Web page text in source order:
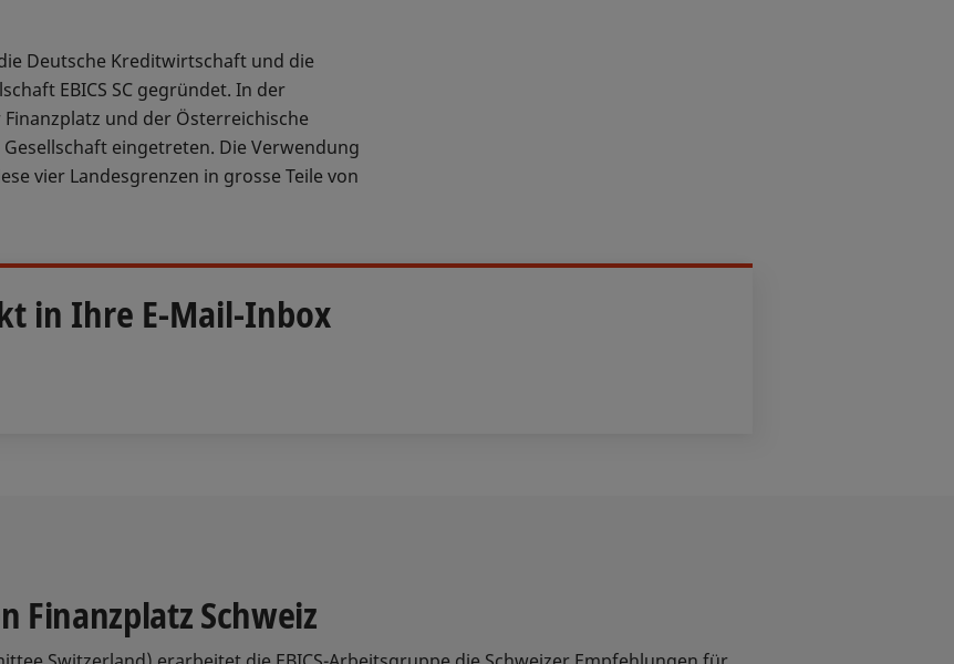
Deutsche Kreditwirtschaft und die
EBICS SC gegründet. In der
und der Österreichische
eingetreten. Die Verwendung
vier Landesgrenzen in grosse Teile von
in Ihre E-Mail-Inbox
Finanzplatz Schweiz